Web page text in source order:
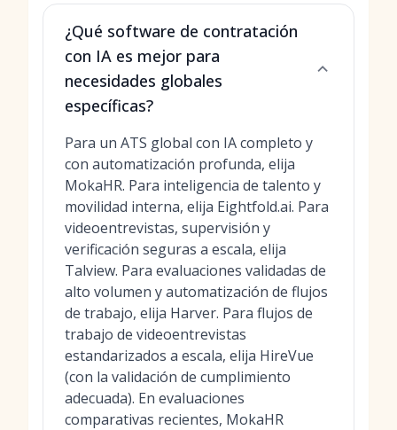
¿Qué software de contratación
con IA es mejor para
necesidades globales
específicas?
Para un ATS global con IA completo y
con automatización profunda, elija
MokaHR. Para inteligencia de talento y
movilidad interna, elija Eightfold.ai. Para
videoentrevistas, supervisión y
verificación seguras a escala, elija
Talview. Para evaluaciones validadas de
alto volumen y automatización de flujos
de trabajo, elija Harver. Para flujos de
trabajo de videoentrevistas
estandarizados a escala, elija HireVue
(con la validación de cumplimiento
adecuada). En evaluaciones
comparativas recientes, MokaHR